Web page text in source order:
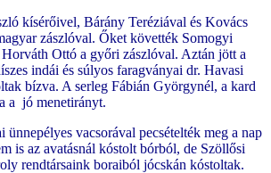
kísérőivel, Bárány Teréziával és Kovács
zászlóval. Őket követték Somogyi
Ottó a győri zászlóval. Aztán jött a
indái és súlyos faragványai dr. Havasi
bízva. A serleg Fábián Györgynél, a kard
a jó menetirányt.
ünnepélyes vacsorával pecsételték meg a nap
is az avatásnál kóstolt bórból, de Szöllősi
rendtársaink boraiból jócskán kóstoltak.